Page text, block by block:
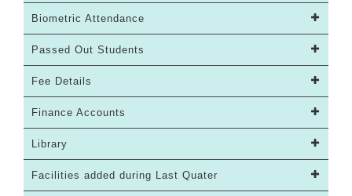
Biometric Attendance
Passed Out Students
Fee Details
Finance Accounts
Library
Facilities added during Last Quater